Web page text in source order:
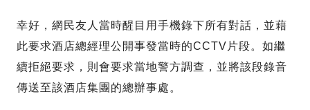
幸好，網民友人當時醒目用手機錄下所有對話，並藉
此要求酒店總經理公開事發當時的CCTV片段。如繼
續拒絕要求，則會要求當地警方調查，並將該段錄音
傳送至該酒店集團的總辦事處。